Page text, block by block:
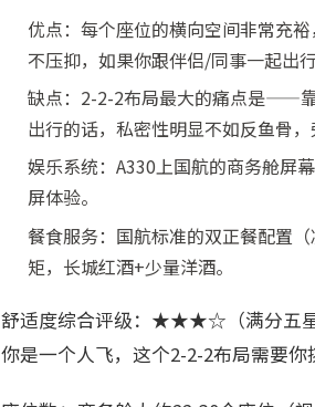
优点：每个座位的横向空间非常充
不压抑，如果你跟伴侣/同事一起出
缺点：2-2-2布局最大的痛点是——
出行的话，私密性明显不如反鱼骨
娱乐系统：A330上国航的商务舱屏
屏体验。
餐食服务：国航标准的双正餐配置
矩，长城红酒+少量洋酒。
舒适度综合评级：★★★☆（满分五星
你是一个人飞，这个2-2-2布局需要